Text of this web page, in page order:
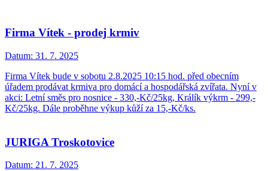
Firma Vítek - prodej krmiv
Datum: 31. 7. 2025
Firma Vítek bude v sobotu 2.8.2025 10:15 hod. před obecním
úřadem prodávat krmiva pro domácí a hospodářská zvířata. Nyní v
akci: Letní směs pro nosnice - 330,-Kč/25kg, Králík výkrm - 299,-
Kč/25kg. Dále proběhne výkup kůží za 15,-Kč/ks.
JURIGA Troskotovice
Datum: 21. 7. 2025